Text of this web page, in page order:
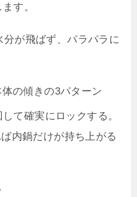
す。
が飛ばず、パラパラに
て確実にロックする。
内鍋だけが持ち上がる